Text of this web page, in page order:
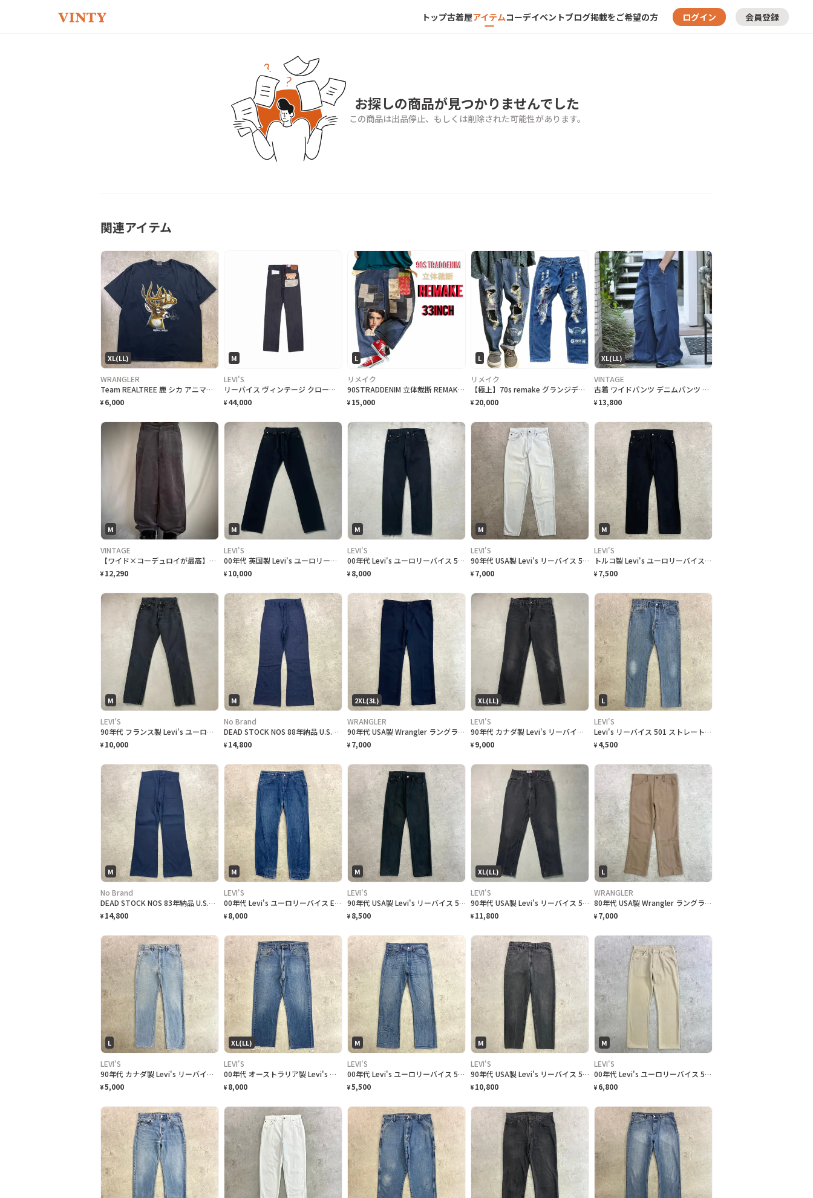
トップ古着屋アイテムコーデイベントブログ掲載をご希望の方 ログイン 会員登録
お探しの商品が見つかりませんでした
この商品は出品停止、もしくは削除された可能性があります。
関連アイテム
XL(LL)
WRANGLER
Team REALTREE 鹿 シカ アニマルプリントTシャツ メンズXL 古着 月 ムーン リアルツリー 黒色
¥ 6,000
M
LEVI'S
リーバイス ヴィンテージ クロージング 1947 501® ジーンズ オーガニック "リジッド"
¥ 44,000
L
リメイク
90STRADDENIM 立体裁断 REMAKE 33INCH パッチアートガール
¥ 15,000
L
リメイク
【極上】70s remake グランジデニム極希少CJ sczzip 32インチ
¥ 20,000
XL(LL)
VINTAGE
古着 ワイドパンツ デニムパンツ デニム イージーパンツ 青 ブルー
¥ 13,800
M
VINTAGE
【ワイド×コーデュロイが最高】ワイドデニムパンツ アメカジ シティーボーイ y2k
¥ 12,290
M
LEVI'S
00年代 英国製 Levi's ユーロリーバイス 501 ブラックデニムパンツ ストレート メンズW29 古着 00s ヴィンテージ VINTAGE 後染め UK製 ブラック 黒色
¥ 10,000
M
LEVI'S
00年代 Levi's ユーロリーバイス 501 ブラック デニムパンツ メンズW32 古着 00s ヴィンテージ VINTAGE Y2K ジーンズ ブラック 黒
¥ 8,000
M
LEVI'S
90年代 USA製 Levi's リーバイス 550 テーパード ワイドデニムパンツ メンズW32 古着 90s ヴィンテージ VINTAGE アメカジ アイスブルー
¥ 7,000
M
LEVI'S
トルコ製 Levi's ユーロリーバイス 501 ブラックデニムパンツ メンズW32相当 古着 アメカジ ジーンズ 黒
¥ 7,500
M
LEVI'S
90年代 フランス製 Levi's ユーロリーバイス 501 ブラックデニムパンツ ストレート メンズW29 レディース 古着 90s 1996 ビンテージ ヴィンテージ フェードブラック 黒 後染め
¥ 10,000
M
No Brand
DEAD STOCK NOS 88年納品 U.S.NAVY 米軍実品 デニムセーラーパンツ メンズW32 古着 80年代 80s VINTAGE ヴィンテージ フレアパンツ ベルボトム デッドストック ダークネイビー 紺色
¥ 14,800
2XL(3L)
WRANGLER
90年代 USA製 Wrangler ラングラー スラックスパンツ ランチャードレスパンツ W40 古着 90s ヴィンテージ VINTAGE アメカジ フレアパンツ ポリパン ビッグサイズ 大きいサイズ 紺色
¥ 7,000
XL(LL)
LEVI'S
90年代 カナダ製 Levi's リーバイス 516 ブラックデニムパンツ ストレート メンズW36 古着 90s ヴィンテージ VINTAGE 後染め グレーデニム フェードブラック 黒
¥ 9,000
L
LEVI'S
Levi's リーバイス 501 ストレート デニムパンツ メンズW33相当 古着 アメカジ 青色
¥ 4,500
M
No Brand
DEAD STOCK NOS 83年納品 U.S.NAVY 米軍実品 デニムセーラーパンツ メンズW30 古着 80年代 80s VINTAGE ヴィンテージ フレアパンツ ベルボトム デッドストック ダークネイビー 紺色
¥ 14,800
M
LEVI'S
00年代 Levi's ユーロリーバイス ENGINEERED JEANS 立体裁断 変形デニムパンツ メンズW32 古着 アメカジ 00s ヴィンテージ VINTAGE Y2K エンジニアードジーンズ
¥ 8,000
M
LEVI'S
90年代 USA製 Levi's リーバイス 501 ストレートパンツ 後染め メンズW29 レディース 古着 90s ヴィンテージ VINTAGE アメカジ カラーデニムパンツ チャコールグレー
¥ 8,500
XL(LL)
LEVI'S
90年代 USA製 Levi's リーバイス 545 ルーズフィット ブラックデニムパンツ バギー バギーデニム メンズW36 古着 90s LOOSE FIT ヴィンテージ VINTAGE ジーンズ フェードブラック 黒
¥ 11,800
L
WRANGLER
80年代 USA製 Wrangler ラングラー スラックスパンツ ランチャードレスパンツ W34相当 古着 80s ヴィンテージ VINTAGE アメカジ 42TALONジッパー フレアパンツ ポリパン サンドベージュ
¥ 7,000
L
LEVI'S
90年代 カナダ製 Levi's リーバイス 505 ストレート デニムパンツ オレンジタブ メンズW34 古着 90s ヴィンテージ VINTAGE アメカジ
¥5,000
XL(LL)
LEVI'S
00年代 オーストラリア製 Levi's リーバイス 512 デニムパンツ カットオフ メンズW37相当 古着 00s ヴィンテージ VINTAGE アメカジ Y2K
¥ 8,000
M
LEVI'S
00年代 Levi's ユーロリーバイス 501 ストレート デニムパンツ メンズW31 古着 00s Y2K VINTAGE ヴィンテージ アメカジ アタリ ヒゲ 青色
¥5,500
M
LEVI'S
90年代 USA製 Levi's リーバイス 550 テーパード ブラックデニムパンツ メンズW32相当 古着 90s ヴィンテージ VINTAGE アメカジ 先染め フェードブラック 黒色
¥ 10,800
M
LEVI'S
00年代 Levi's ユーロリーバイス 501 ストレート カラーデニムパンツ メンズW32相当 古着 00s Y2K ヴィンテージ VINTAGE アメカジ カーキベージュ
¥ 6,800